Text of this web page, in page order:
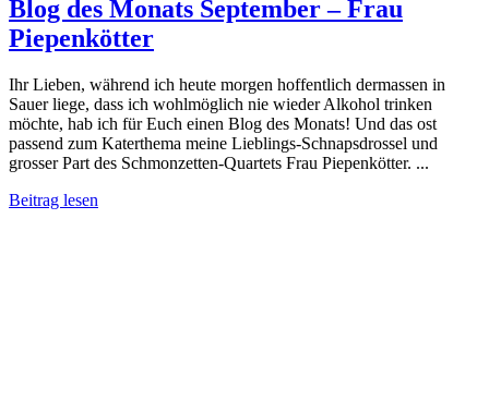
Blog des Monats September – Frau
Piepenkötter
Ihr Lieben, während ich heute morgen hoffentlich dermassen in
Sauer liege, dass ich wohlmöglich nie wieder Alkohol trinken
möchte, hab ich für Euch einen Blog des Monats! Und das ost
passend zum Katerthema meine Lieblings-Schnapsdrossel und
grosser Part des Schmonzetten-Quartets Frau Piepenkötter. ...
Beitrag lesen